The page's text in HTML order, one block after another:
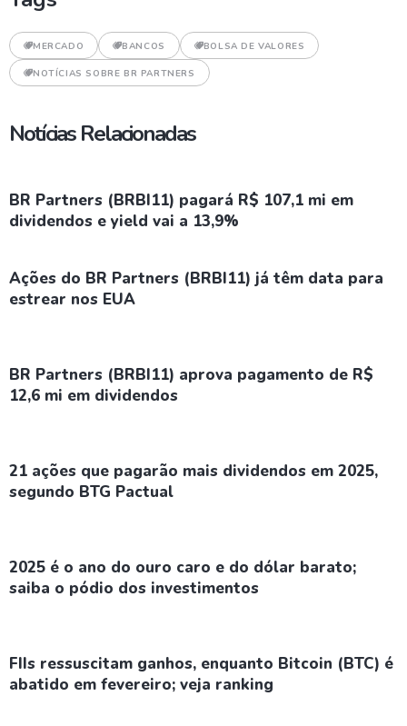
MERCADO BANCOS BOLSA DE VALORES
NOTÍCIAS SOBRE BR PARTNERS
Notícias Relacionadas
BR Partners (BRBI11) pagará R$ 107,1 mi em
dividendos e yield vai a 13,9%
Ações do BR Partners (BRBI11) já têm data para
estrear nos EUA
BR Partners (BRBI11) aprova pagamento de R$
12,6 mi em dividendos
21 ações que pagarão mais dividendos em 2025,
segundo BTG Pactual
2025 é o ano do ouro caro e do dólar barato;
saiba o pódio dos investimentos
FIIs ressuscitam ganhos, enquanto Bitcoin (BTC) é
abatido em fevereiro; veja ranking